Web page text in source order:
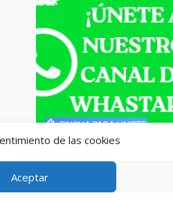
de las cookies
Aceptar
PINCHA PARA UNIRTE